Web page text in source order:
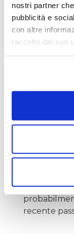
nostri partner
pubblicità e
con altre
raccolto dal suo
In un
riottenere
se si opera
Come
strumenti
recente